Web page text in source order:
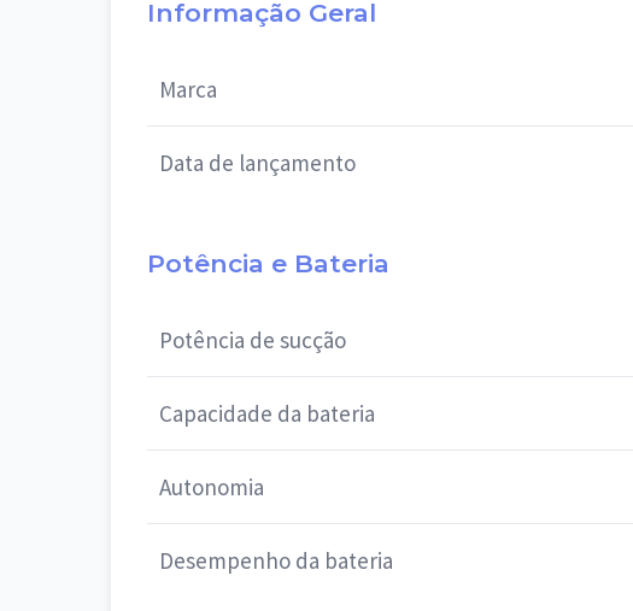
Informação Geral
Marca
Data de lançamento
Potência e Bateria
Potência de sucção
Capacidade da bateria
Autonomia
Desempenho da bateria